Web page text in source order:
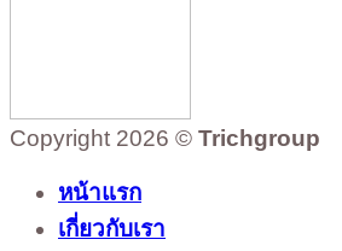
Copyright 2026 © Trichgroup
หน้าแรก
เกี่ยวกับเรา